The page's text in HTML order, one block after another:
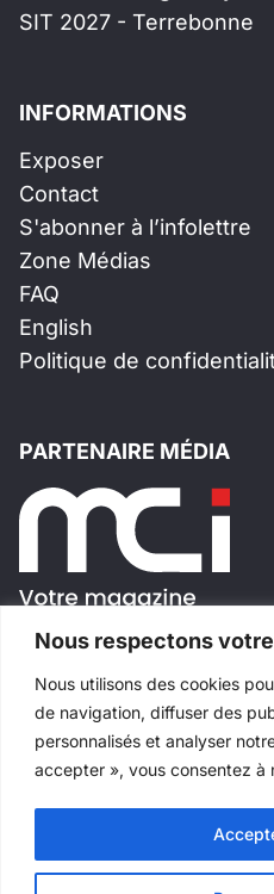
Nous respectons
Nous utilisons des cookies
de navigation, diffuser des
personnalisés et analyser
accepter », vous consentez à
SIT 2027 - Terrebonne
INFORMATIONS
Exposer
Contact
S'abonner à l’infolettre
Zone Médias
FAQ
English
Politique de
PARTENAIRE MÉDIA
SUIVEZ-NOUS!
Tous droits réservés©
Fait avec
par